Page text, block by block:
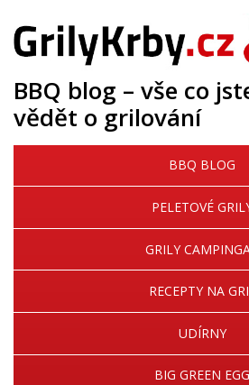
BBQ blog – vše co
vědět o grilování
BBQ BLOG
PELETOVÉ
GRILY
RECEPTY NA
UDÍRNY
BIG GREEN EGG